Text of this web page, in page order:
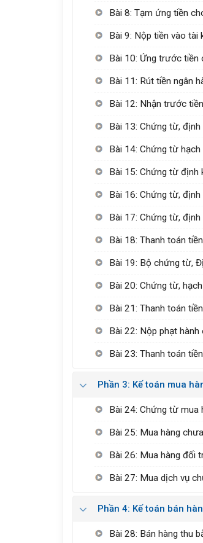
Bài 8: Tạm ứng tiền
Bài 9: Nộp tiền vào tài
Bài 10: Ứng trước tiền
Bài 11: Rút tiền ngân
Bài 12: Nhận trước
Bài 13: Chứng từ,
Bài 14: Chứng từ
Bài 15: Chứng từ định
Bài 16: Chứng từ, định
Bài 17: Chứng từ,
Bài 18: Thanh toán
Bài 19: Bộ chứng từ,
Bài 20: Chứng từ,
Bài 21: Thanh toán
Bài 22: Nộp phạt hành
Bài 23: Thanh toán
Phần 3: Kế toán mua
Bài 24: Chứng từ mua
Bài 25: Mua hàng
Bài 26: Mua hàng đối
Bài 27: Mua dịch vụ
Phần 4: Kế toán bán
Bài 28: Bán hàng thu